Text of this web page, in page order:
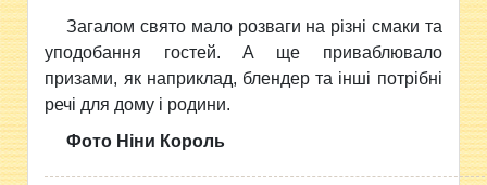
Загалом свято мало розваги на різні смаки та
уподобання гостей. А ще приваблювало
призами, як наприклад, блендер та інші потрібні
речі для дому і родини.
Фото Ніни Король